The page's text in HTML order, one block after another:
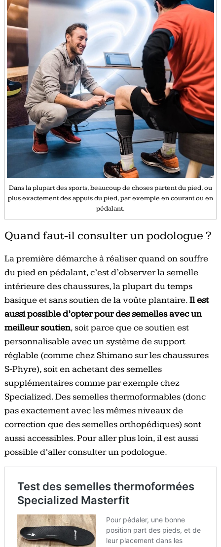
Dans la plupart des sports, beaucoup de choses partent du pied, ou
plus exactement des appuis du pied, par exemple en courant ou en
pédalant.
Quand faut-il consulter un podologue ?
La première démarche à réaliser quand on souffre
du pied en pédalant, c’est d’observer la semelle
intérieure des chaussures, la plupart du temps
basique et sans soutien de la voûte plantaire.Il est
aussi possible d’opter pour des semelles avec un
meilleur soutien, soit parce que ce soutien est
personnalisable avec un système de support
réglable (comme chez Shimano sur les chaussures
S-Phyre), soit en achetant des semelles
supplémentaires comme par exemple chez
Specialized. Des semelles thermoformables (donc
pas exactement avec les mêmes niveaux de
correction que des semelles orthopédiques) sont
aussi accessibles. Pour aller plus loin, il est aussi
possible d’aller consulter un podologue.